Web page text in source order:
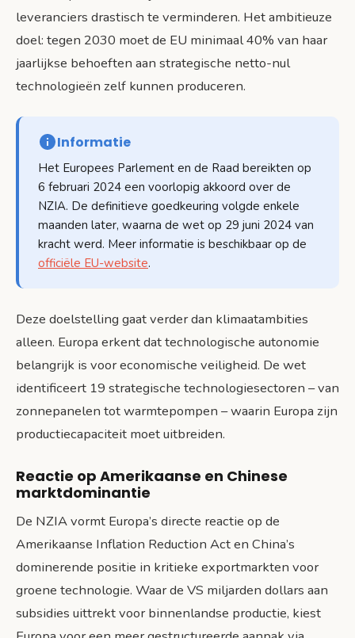
leveranciers drastisch te verminderen. Het ambitieuze
doel: tegen 2030 moet de EU minimaal 40% van haar
jaarlijkse behoeften aan strategische netto-nul
technologieën zelf kunnen produceren.
Informatie
Het Europees Parlement en de Raad bereikten op
6 februari 2024 een voorlopig akkoord over de
NZIA. De definitieve goedkeuring volgde enkele
maanden later, waarna de wet op 29 juni 2024 van
kracht werd. Meer informatie is beschikbaar op de
officiële EU-website.
Deze doelstelling gaat verder dan klimaatambities
alleen. Europa erkent dat technologische autonomie
belangrijk is voor economische veiligheid. De wet
identificeert 19 strategische technologiesectoren – van
zonnepanelen tot warmtepompen – waarin Europa zijn
productiecapaciteit moet uitbreiden.
Reactie op Amerikaanse en Chinese
marktdominantie
De NZIA vormt Europa’s directe reactie op de
Amerikaanse Inflation Reduction Act en China’s
dominerende positie in kritieke exportmarkten voor
groene technologie. Waar de VS miljarden dollars aan
subsidies uittrekt voor binnenlandse productie, kiest